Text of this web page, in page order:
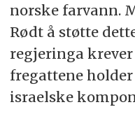
norske farvann.
Rødt å støtte
regjeringa
fregattene
israelske